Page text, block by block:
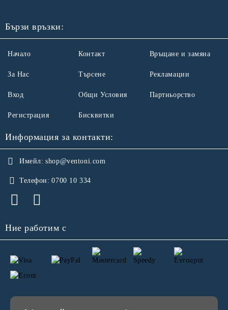
Бързи връзки:
Начало
За Нас
Вход
Регистрация
Контакт
Търсене
Общи Условия
Бисквитки
Връщане и замяна
Рекламации
Партньорство
Информация за контакти:
Имейл: shop@ventoni.com
Телефон: 0700 10 334
Ние работим с